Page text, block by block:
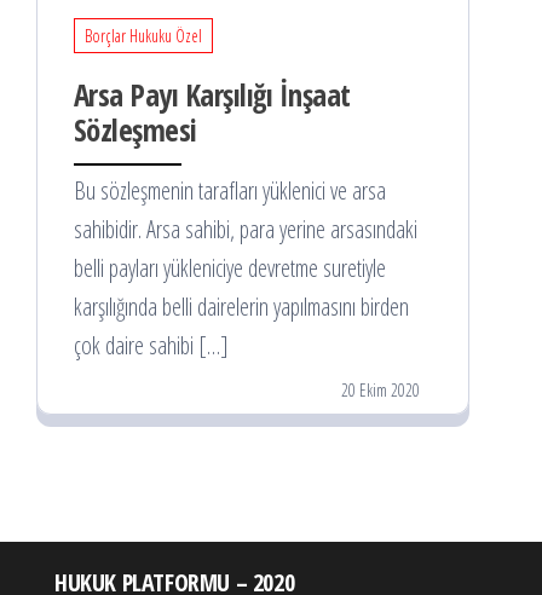
Borçlar Hukuku Özel
Arsa Payı Karşılığı İnşaat
Sözleşmesi
Bu sözleşmenin tarafları yüklenici ve arsa
sahibidir. Arsa sahibi, para yerine arsasındaki
belli payları yükleniciye devretme suretiyle
karşılığında belli dairelerin yapılmasını birden
çok daire sahibi […]
20 Ekim 2020
HUKUK PLATFORMU – 2020